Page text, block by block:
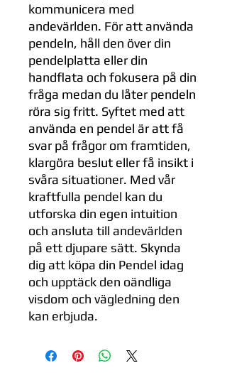
kommunicera med
andevärlden. För att använda
pendeln, håll den över din
pendelplatta eller din
handflata och fokusera på din
fråga medan du låter pendeln
röra sig fritt. Syftet med att
använda en pendel är att få
svar på frågor om framtiden,
klargöra beslut eller få insikt i
svåra situationer. Med vår
kraftfulla pendel kan du
utforska din egen intuition
och ansluta till andevärlden
på ett djupare sätt. Skynda
dig att köpa din Pendel idag
och upptäck den oändliga
visdom och vägledning den
kan erbjuda.